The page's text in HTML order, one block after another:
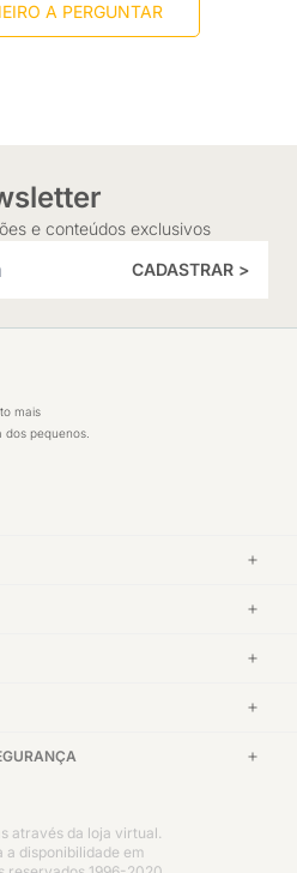
A PERGUNTAR
e conteúdos exclusivos
CADASTRAR >
mais
pequenos.
através da loja virtual.
a disponibilidade em